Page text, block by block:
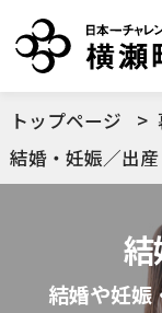
できご
結婚
手続き
トップページ
結婚・妊娠／出産
結婚や妊娠